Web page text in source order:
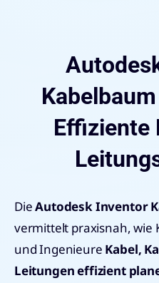
Effiziente
DieAutodesk Inventor
vermittelt praxisnah, wie
und Ingenieure Kabel,
Leitungen effizient